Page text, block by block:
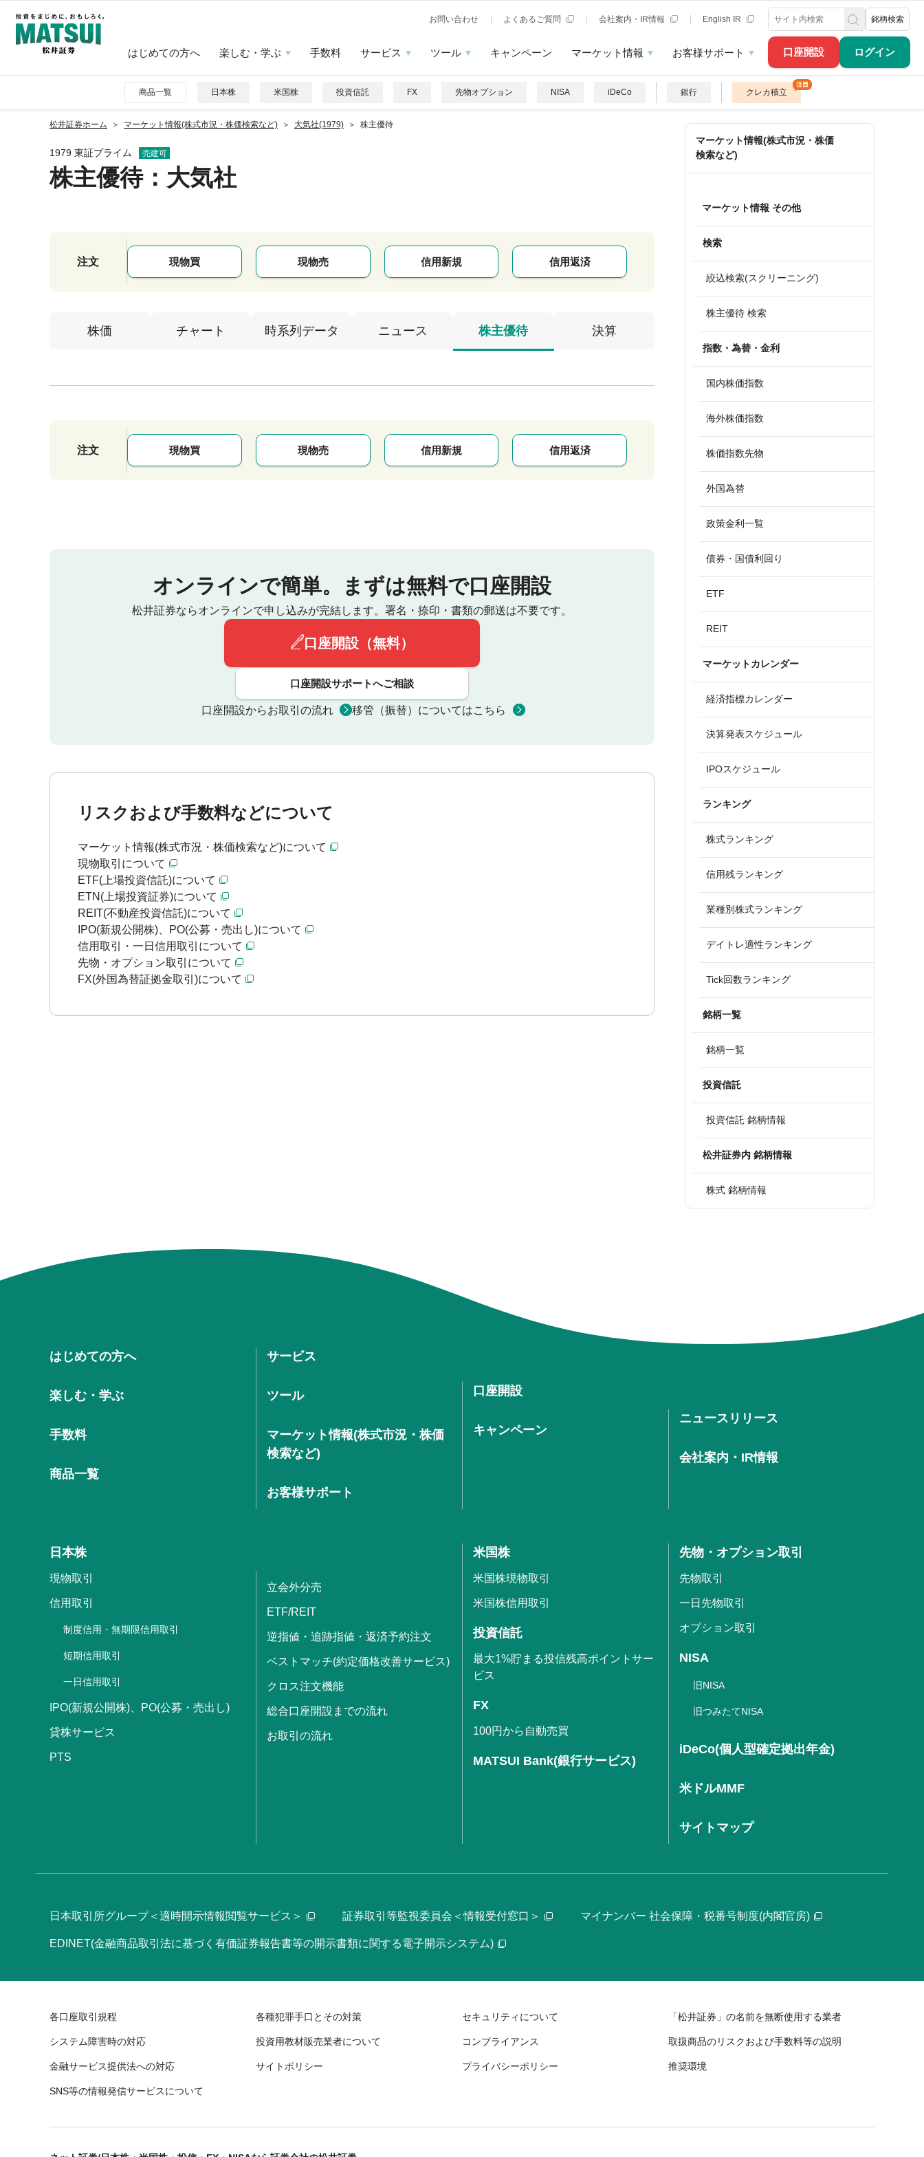
口座開設 ログイン
お問い合わせ よくあるご質問 会社案内・IR情報 English IR 銘柄検索
はじめての方へ 楽しむ・学ぶ 手数料 サービス ツール キャンペーン マーケット情報 お客様サポート
商品一覧 日本株 米国株 投資信託 FX 先物オプション NISA iDeCo 銀行 クレカ積立
松井証券ホーム マーケット情報(株式市況・株価検索など) 大気社(1979) 株主優待
1979 東証プライム 売建可
株主優待：大気社
注文 現物買 現物売 信用新規 信用返済
株価 チャート 時系列データ ニュース 株主優待 決算
注文 現物買 現物売 信用新規 信用返済
オンラインで簡単。 まずは無料で口座開設
松井証券ならオンラインで申し込みが完結します。 署名・捺印・書類の郵送は不要です。
口座開設（無料）
口座開設サポートへご相談
口座開設からお取引の流れ 移管（振替）についてはこちら
リスクおよび手数料などについて
マーケット情報(株式市況・株価検索など)について
現物取引について
ETF(上場投資信託)について
ETN(上場投資証券)について
REIT(不動産投資信託)について
IPO(新規公開株)、PO(公募・売出し)について
信用取引・一日信用取引について
先物・オプション取引について
FX(外国為替証拠金取引)について
マーケット情報(株式市況・株価
検索など)
マーケット情報 その他
検索
絞込検索(スクリーニング)
株主優待 検索
指数・為替・金利
国内株価指数
海外株価指数
株価指数先物
外国為替
政策金利一覧
債券・国債利回り
ETF
REIT
マーケットカレンダー
経済指標カレンダー
決算発表スケジュール
IPOスケジュール
ランキング
株式ランキング
信用残ランキング
業種別株式ランキング
デイトレ適性ランキング
Tick回数ランキング
銘柄一覧
銘柄一覧
投資信託
投資信託 銘柄情報
松井証券内 銘柄情報
株式 銘柄情報
はじめての方へ
楽しむ・学ぶ
手数料
商品一覧
サービス
ツール
マーケット情報(株式市況・株価
検索など)
お客様サポート
口座開設
キャンペーン
ニュースリリース
会社案内・IR情報
日本株
現物取引
信用取引
制度信用・無期限信用取引
短期信用取引
一日信用取引
IPO(新規公開株)、PO(公募・売出し)
貸株サービス
PTS
立会外分売
ETF/REIT
逆指値・追跡指値・返済予約注文
ベストマッチ(約定価格改善サービス)
クロス注文機能
総合口座開設までの流れ
お取引の流れ
米国株
米国株現物取引
米国株信用取引
投資信託
最大1%貯まる投信残高ポイントサー
ビス
FX
100円から自動売買
MATSUI Bank(銀行サービス)
先物・オプション取引
先物取引
一日先物取引
オプション取引
NISA
旧NISA
旧つみたてNISA
iDeCo(個人型確定拠出年金)
米ドルMMF
サイトマップ
日本取引所グループ＜適時開示情報閲覧サービス＞ 証券取引等監視委員会＜情報受付窓口＞ マイナンバー 社会保障・税番号制度(内閣官房)
EDINET(金融商品取引法に基づく有価証券報告書等の開示書類に関する電子開示システム)
各口座取引規程 各種犯罪手口とその対策 セキュリティについて 「松井証券」の名前を無断使用する業者
システム障害時の対応 投資用教材販売業者について コンプライアンス 取扱商品のリスクおよび手数料等の説明
金融サービス提供法への対応 サイトポリシー プライバシーポリシー 推奨環境
SNS等の情報発信サービスについて